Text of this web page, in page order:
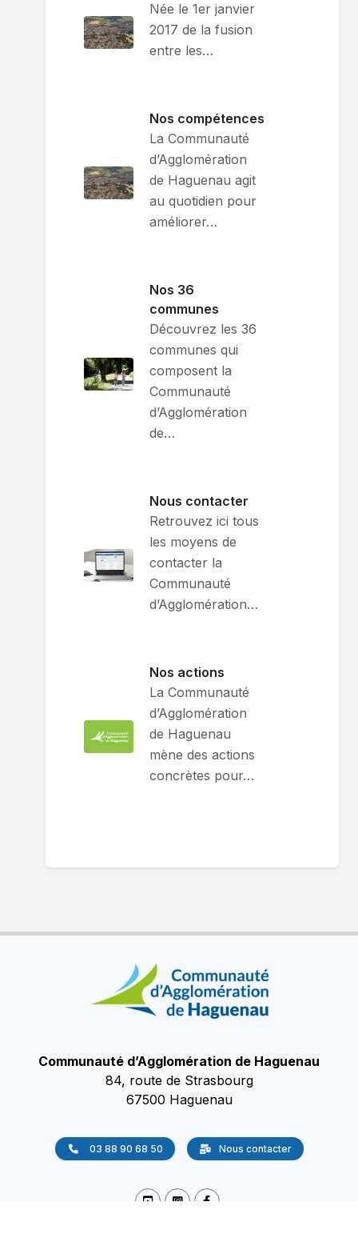
Née le 1er janvier
2017 de la fusion
entre les…
Nos compétences
La Communauté
d’Agglomération
de Haguenau agit
au quotidien pour
améliorer…
Nos 36
communes
Découvrez les 36
communes qui
composent la
Communauté
d’Agglomération
de…
Nous contacter
Retrouvez ici tous
les moyens de
contacter la
Communauté
d’Agglomération…
Nos actions
La Communauté
d’Agglomération
de Haguenau
mène des actions
concrètes pour…
Communauté d’Agglomération de Haguenau
84, route de Strasbourg
67500 Haguenau
03 88 90 68 50 Nous contacter